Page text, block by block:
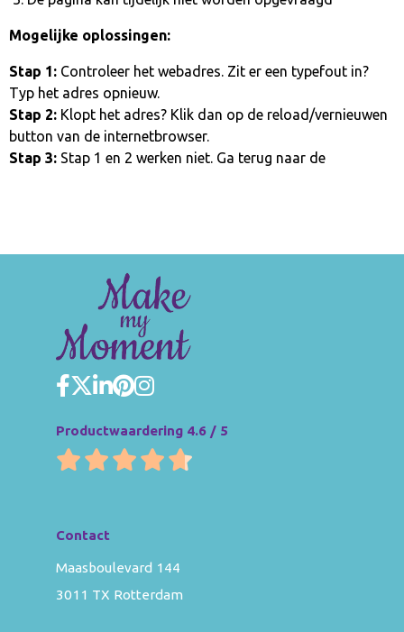
Mogelijke oplossingen:
Stap 1: Controleer het webadres. Zit er een typefout in?
Typ het adres opnieuw.
Stap 2: Klopt het adres? Klik dan op de reload/vernieuwen
button van de internetbrowser.
Stap 3: Stap 1 en 2 werken niet. Ga terug naar de
Productwaardering 4.6 / 5
Contact
Maasboulevard 144
3011 TX Rotterdam